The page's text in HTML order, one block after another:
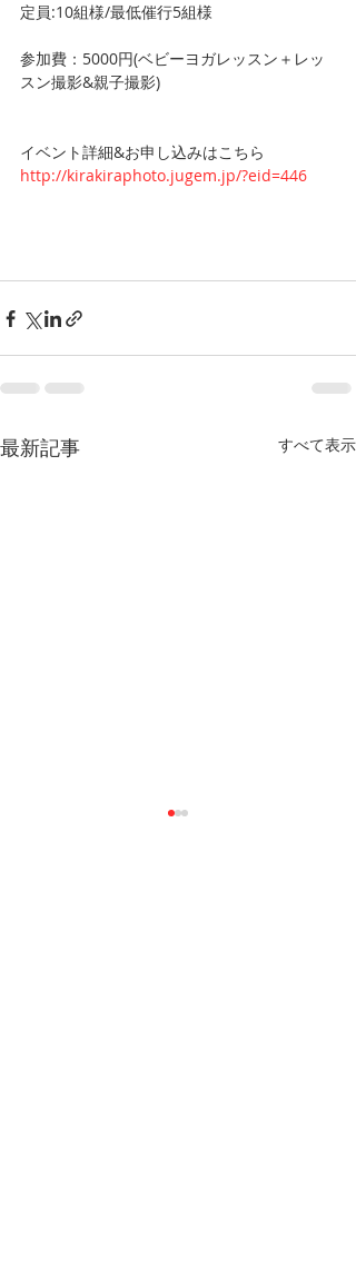
定員:10組様/最低催行5組様
参加費：5000円(ベビーヨガレッスン＋レッ
スン撮影&親子撮影)
イベント詳細&お申し込みはこちら
http://kirakiraphoto.jugem.jp/?eid=446
最新記事 すべて表示